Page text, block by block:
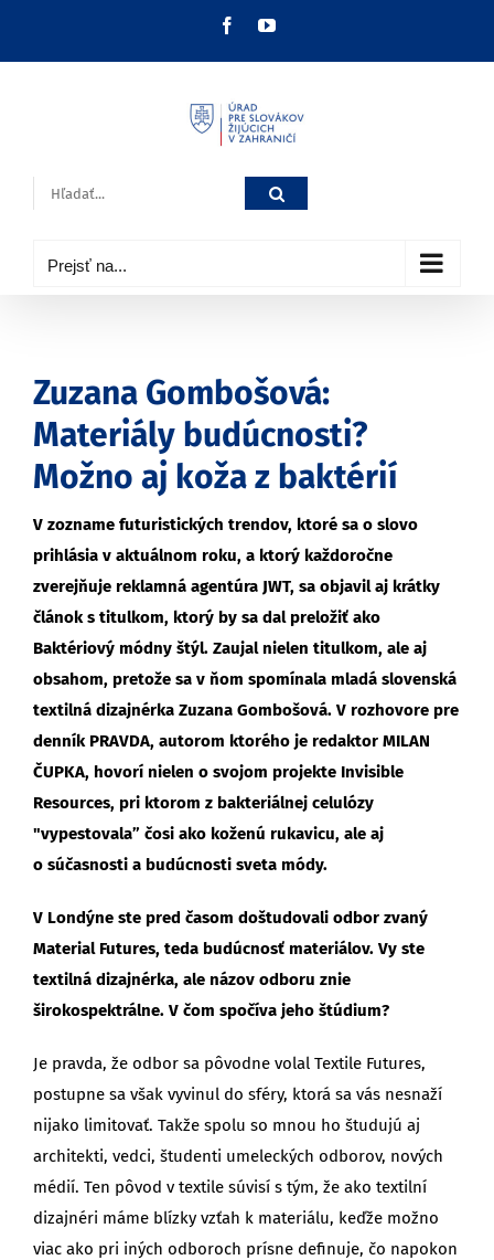
FacebookYouTube
Hľadať:
Prejsť na...
Zuzana Gombošová:
Materiály budúcnosti?
Možno aj koža z baktérií
V zozname futuristických trendov, ktoré sa o slovo
prihlásia v aktuálnom roku, a ktorý každoročne
zverejňuje reklamná agentúra JWT, sa objavil aj krátky
článok s titulkom, ktorý by sa dal preložiť ako
Baktériový módny štýl. Zaujal nielen titulkom, ale aj
obsahom, pretože sa v ňom spomínala mladá slovenská
textilná dizajnérka Zuzana Gombošová. V rozhovore pre
denník PRAVDA, autorom ktorého je redaktor MILAN
ČUPKA, hovorí nielen o svojom projekte Invisible
Resources, pri ktorom z bakteriálnej celulózy
"vypestovala” čosi ako koženú rukavicu, ale aj
o súčasnosti a budúcnosti sveta módy.
V Londýne ste pred časom doštudovali odbor zvaný
Material Futures, teda budúcnosť materiálov. Vy ste
textilná dizajnérka, ale názov odboru znie
širokospektrálne. V čom spočíva jeho štúdium?
Je pravda, že odbor sa pôvodne volal Textile Futures,
postupne sa však vyvinul do sféry, ktorá sa vás nesnaží
nijako limitovať. Takže spolu so mnou ho študujú aj
architekti, vedci, študenti umeleckých odborov, nových
médií. Ten pôvod v textile súvisí s tým, že ako textilní
dizajnéri máme blízky vzťah k materiálu, keďže možno
viac ako pri iných odboroch prísne definuje, čo napokon